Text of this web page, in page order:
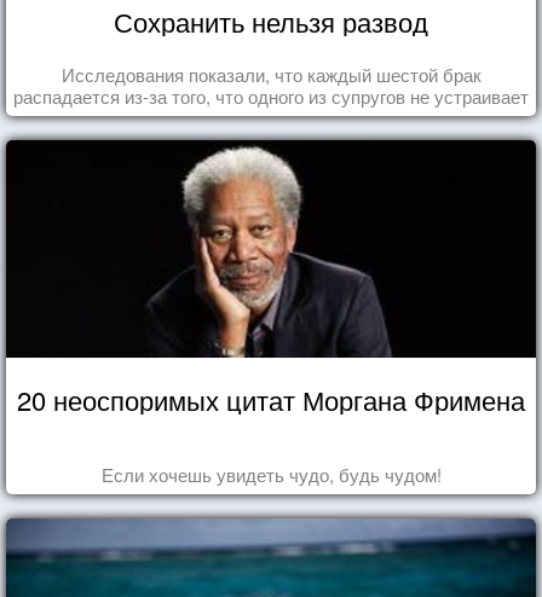
Сохранить нельзя развод
Исследования показали, что каждый шестой брак
распадается из-за того, что одного из супругов не устраивает
та роль, которая выпала ему в семье.
20 неоспоримых цитат Моргана Фримена
Если хочешь увидеть чудо, будь чудом!